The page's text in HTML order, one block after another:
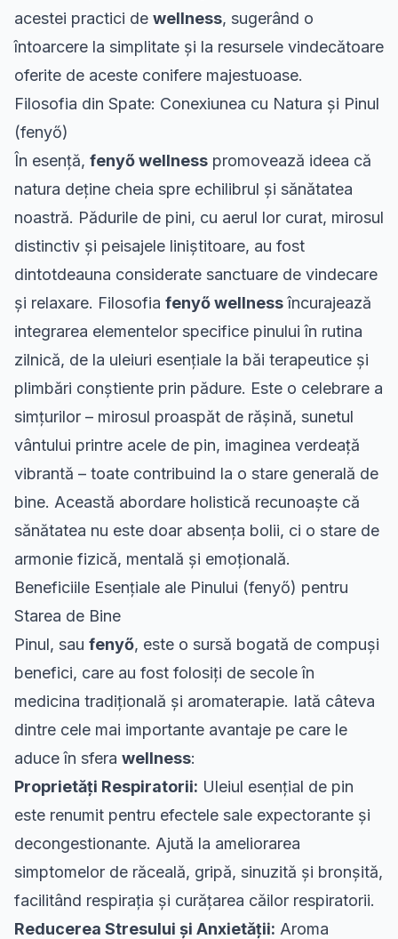
acestei practici de wellness, sugerând o
întoarcere la simplitate și la resursele vindecătoare
oferite de aceste conifere majestuoase.
Filosofia din Spate: Conexiunea cu Natura și Pinul
(fenyő)
În esență, fenyő wellness promovează ideea că
natura deține cheia spre echilibrul și sănătatea
noastră. Pădurile de pini, cu aerul lor curat, mirosul
distinctiv și peisajele liniștitoare, au fost
dintotdeauna considerate sanctuare de vindecare
și relaxare. Filosofia fenyő wellnessîncurajează
integrarea elementelor specifice pinului în rutina
zilnică, de la uleiuri esențiale la băi terapeutice și
plimbări conștiente prin pădure. Este o celebrare a
simțurilor – mirosul proaspăt de rășină, sunetul
vântului printre acele de pin, imaginea verdeață
vibrantă – toate contribuind la o stare generală de
bine. Această abordare holistică recunoaște că
sănătatea nu este doar absența bolii, ci o stare de
armonie fizică, mentală și emoțională.
Beneficiile Esențiale ale Pinului (fenyő) pentru
Starea de Bine
Pinul, sau fenyő, este o sursă bogată de compuși
benefici, care au fost folosiți de secole în
medicina tradițională și aromaterapie. Iată câteva
dintre cele mai importante avantaje pe care le
aduce în sfera wellness:
Proprietăți Respiratorii: Uleiul esențial de pin
este renumit pentru efectele sale expectorante și
decongestionante. Ajută la ameliorarea
simptomelor de răceală, gripă, sinuzită și bronșită,
facilitând respirația și curățarea căilor respiratorii.
Reducerea Stresului și Anxietății: Aroma